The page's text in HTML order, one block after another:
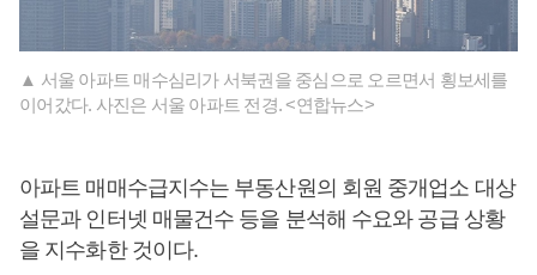
▲ 서울 아파트 매수심리가 서북권을 중심으로 오르면서 횡보세를
이어갔다. 사진은 서울 아파트 전경. <연합뉴스>
아파트 매매수급지수는 부동산원의 회원 중개업소 대상
설문과 인터넷 매물건수 등을 분석해 수요와 공급 상황
을 지수화한 것이다.